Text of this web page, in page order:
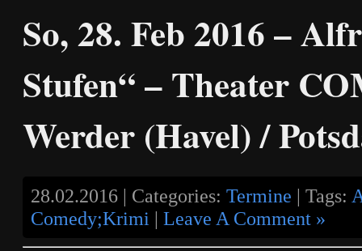
So, 28. Feb 2016 –
Stufen“ – Theater
Werder (Havel) /
28.02.2016 | Categories: Termine | Tags:
Comedy;Krimi | Leave A Comment »